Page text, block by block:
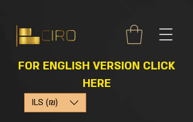
FOR ENGLISH VERSION CLICK
HERE
ILS (₪)